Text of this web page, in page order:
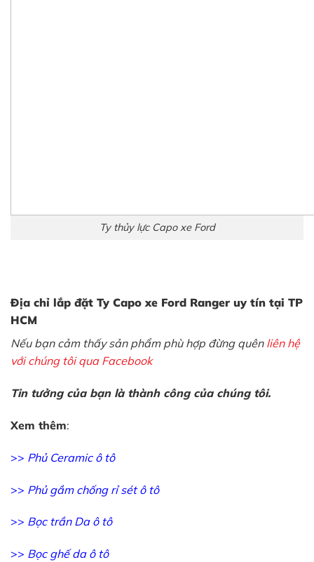
Ty thủy lực Capo xe Ford
Địa chỉ lắp đặt Ty Capo xe Ford Ranger uy tín tại TP
HCM
Nếu bạn cảm thấy sản phẩm phù hợp đừng quên liên hệ
với chúng tôi qua Facebook
Tin tưởng của bạn là thành công của chúng tôi.
Xem thêm:
>> Phủ Ceramic ô tô
>> Phủ gầm chống rỉ sét ô tô
>> Bọc trần Da ô tô
>> Bọc ghế da ô tô